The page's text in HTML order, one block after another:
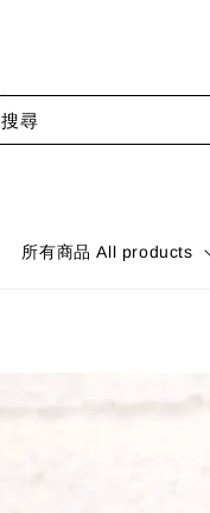
搜尋
所有商品 All products